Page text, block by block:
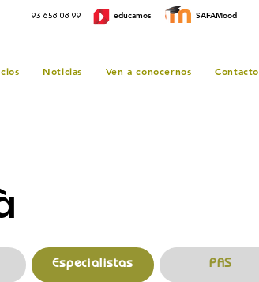
93 658 08 99 educamos SAFAMood
Noticias Ven a conocernos Contacto
Especialistas PAS